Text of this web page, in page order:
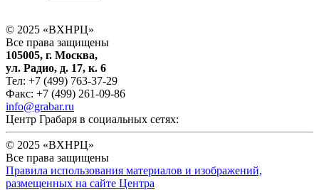
© 2025 «ВХНРЦ»
Все права защищены
105005, г. Москва,
ул. Радио, д. 17, к. 6
Тел: +7 (499) 763-37-29
Факс: +7 (499) 261-09-86
info@grabar.ru
Центр Грабаря в социальных сетях:
© 2025 «ВХНРЦ»
Все права защищены
Правила использования материалов и изображений,
размещенных на сайте Центра